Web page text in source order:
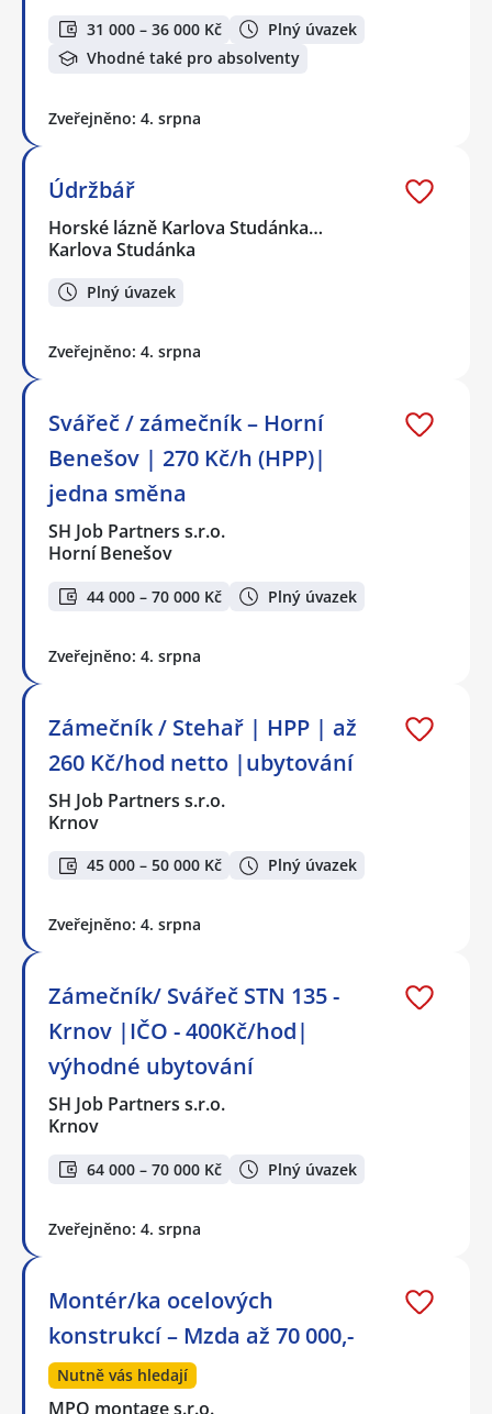
31 000 – 36 000 Kč
Plný úvazek
Vhodné také pro absolventy
Zveřejněno: 4. srpna
Údržbář
Horské lázně Karlova Studánka…
Karlova Studánka
Plný úvazek
Zveřejněno: 4. srpna
Svářeč / zámečník – Horní
Benešov | 270 Kč/h (HPP)|
jedna směna
SH Job Partners s.r.o.
Horní Benešov
44 000 – 70 000 Kč Plný úvazek
Zveřejněno: 4. srpna
Zámečník / Stehař | HPP | až
260 Kč/hod netto |ubytování
SH Job Partners s.r.o.
Krnov
45 000 – 50 000 Kč Plný úvazek
Zveřejněno: 4. srpna
Zámečník/ Svářeč STN 135 -
Krnov |IČO - 400Kč/hod|
výhodné ubytování
SH Job Partners s.r.o.
Krnov
64 000 – 70 000 Kč Plný úvazek
Zveřejněno: 4. srpna
Montér/ka ocelových
konstrukcí – Mzda až 70 000,-
Nutně vás hledají
MPO montage s.r.o.